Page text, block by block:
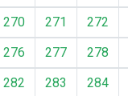
270 271 272
276 277 278
282 283 284